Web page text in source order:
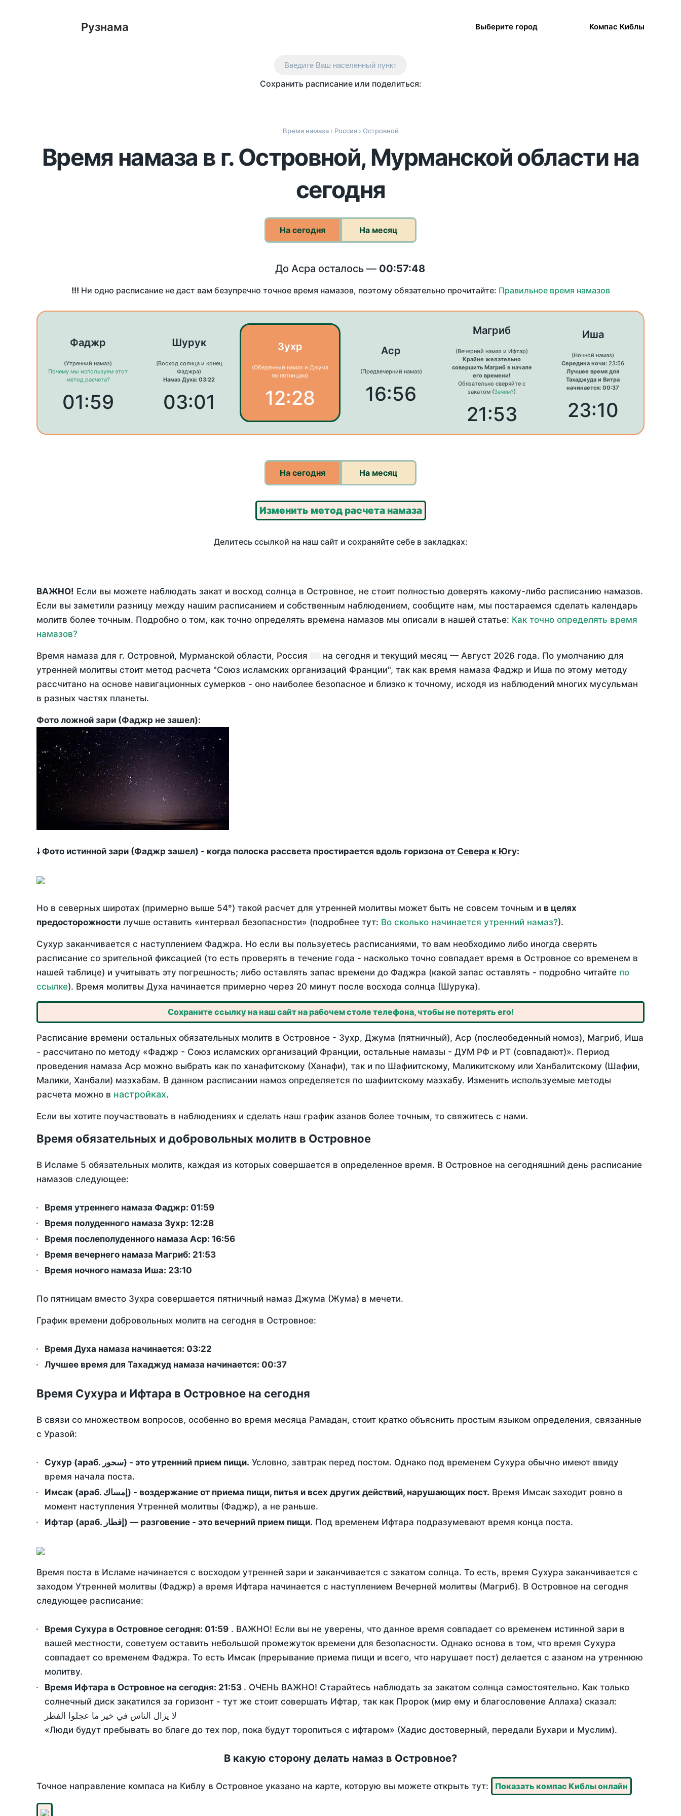
Рузнама Выберите город Компас Киблы
Введите Ваш населенный пункт
Сохранить расписание или поделиться:
Время намаза› Россия› Островной
Время намаза в г. Островной, Мурманской области на
сегодня
На сегодня На месяц
До Асра осталось — 00:57:48
!!! Ни одно расписание не даст вам безупречно точное время намазов, поэтому обязательно прочитайте: Правильное время намазов
Фаджр
(Утренний намаз)
Почему мы используем этот
метод расчета?
01:59
Шурук
(Восход солнца и конец
Фаджра)
Намаз Духа: 03:22
03:01
Зухр
(Обеденный намаз и Джума
по пятницам)
12:28
Аср
(Предвечерний намаз)
16:56
Магриб
(Вечерний намаз и Ифтар)
Крайне желательно
совершить Магриб в начале
его времени!
Обязательно сверяйте с
закатом (Зачем?)
21:53
Иша
(Ночной намаз)
Середина ночи: 23:56
Лучшее время для
Тахаджуда и Витра
начинается: 00:37
23:10
На сегодня На месяц
Изменить метод расчета намаза
Делитесь ссылкой на наш сайт и сохраняйте себе в закладках:
ВАЖНО! Если вы можете наблюдать закат и восход солнца в Островное, не стоит полностью доверять какому-либо расписанию намазов.
Если вы заметили разницу между нашим расписанием и собственным наблюдением, сообщите нам, мы постараемся сделать календарь
молитв более точным. Подробно о том, как точно определять времена намазов мы описали в нашей статье: Как точно определять время
намазов?
Время намаза для г. Островной, Мурманской области, Россия на сегодня и текущий месяц — Август 2026 года. По умолчанию для
утренней молитвы стоит метод расчета "Союз исламских организаций Франции", так как время намаза Фаджр и Иша по этому методу
рассчитано на основе навигационных сумерков - оно наиболее безопасное и близко к точному, исходя из наблюдений многих мусульман
в разных частях планеты.
Фото ложной зари (Фаджр не зашел):
🠗 Фото истинной зари (Фаджр зашел) - когда полоска рассвета простирается вдоль горизона от Севера к Югу:
Но в северных широтах (примерно выше 54°) такой расчет для утренней молитвы может быть не совсем точным и в целях
предосторожности лучше оставить «интервал безопасности» (подробнее тут: Во сколько начинается утренний намаз?).
Сухур заканчивается с наступлением Фаджра. Но если вы пользуетесь расписаниями, то вам необходимо либо иногда сверять
расписание со зрительной фиксацией (то есть проверять в течение года - насколько точно совпадает время в Островное со временем в
нашей таблице) и учитывать эту погрешность; либо оставлять запас времени до Фаджра (какой запас оставлять - подробно читайте по
ссылке). Время молитвы Духа начинается примерно через 20 минут после восхода солнца (Шурука).
Сохраните ссылку на наш сайт на рабочем столе телефона, чтобы не потерять его!
Расписание времени остальных обязательных молитв в Островное - Зухр, Джума (пятничный), Аср (послеобеденный номоз), Магриб, Иша
- рассчитано по методу «Фаджр - Союз исламских организаций Франции, остальные намазы - ДУМ РФ и РТ (совпадают)». Период
проведения намаза Аср можно выбрать как по ханафитскому (Ханафи), так и по Шафиитскому, Маликитскому или Ханбалитскому (Шафии,
Малики, Ханбали) мазхабам. В данном расписании намоз определяется по шафиитскому мазхабу. Изменить используемые методы
расчета можно в настройках.
Если вы хотите поучаствовать в наблюдениях и сделать наш график азанов более точным, то свяжитесь с нами.
Время обязательных и добровольных молитв в Островное
В Исламе 5 обязательных молитв, каждая из которых совершается в определенное время. В Островное на сегодняшний день расписание
намазов следующее:
Время утреннего намаза Фаджр: 01:59
Время полуденного намаза Зухр: 12:28
Время послеполуденного намаза Аср: 16:56
Время вечернего намаза Магриб: 21:53
Время ночного намаза Иша: 23:10
По пятницам вместо Зухра совершается пятничный намаз Джума (Жума) в мечети.
График времени добровольных молитв на сегодня в Островное:
Время Духа намаза начинается: 03:22
Лучшее время для Тахаджуд намаза начинается: 00:37
Время Сухура и Ифтара в Островное на сегодня
В связи со множеством вопросов, особенно во время месяца Рамадан, стоит кратко объяснить простым языком определения, связанные
с Уразой:
Сухур (араб. سحور) - это утренний прием пищи. Условно, завтрак перед постом. Однако под временем Сухура обычно имеют ввиду
время начала поста.
Имсак (араб. إمساك) - воздержание от приема пищи, питья и всех других действий, нарушающих пост. Время Имсак заходит ровно в
момент наступления Утренней молитвы (Фаджр), а не раньше.
Ифтар (араб. إفطار) — разговение - это вечерний прием пищи. Под временем Ифтара подразумевают время конца поста.
Время поста в Исламе начинается с восходом утренней зари и заканчивается с закатом солнца. То есть, время Сухура заканчивается с
заходом Утренней молитвы (Фаджр) а время Ифтара начинается с наступлением Вечерней молитвы (Магриб). В Островное на сегодня
следующее расписание:
Время Сухура в Островное сегодня: 01:59 . ВАЖНО! Если вы не уверены, что данное время совпадает со временем истинной зари в
вашей местности, советуем оставить небольшой промежуток времени для безопасности. Однако основа в том, что время Сухура
совпадает со временем Фаджра. То есть Имсак (прерывание приема пищи и всего, что нарушает пост) делается с азаном на утреннюю
молитву.
Время Ифтара в Островное на сегодня: 21:53 . ОЧЕНЬ ВАЖНО! Старайтесь наблюдать за закатом солнца самостоятельно. Как только
солнечный диск закатился за горизонт - тут же стоит совершать Ифтар, так как Пророк (мир ему и благословение Аллаха) сказал:
لا يزال الناس في خير ما عجلوا الفطر
«Люди будут пребывать во благе до тех пор, пока будут торопиться с ифтаром» (Хадис достоверный, передали Бухари и Муслим).
В какую сторону делать намаз в Островное?
Точное направление компаса на Киблу в Островное указано на карте, которую вы можете открыть тут: Показать компас Киблы онлайн